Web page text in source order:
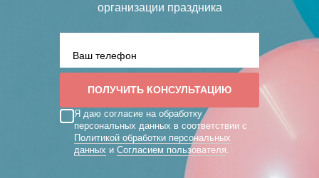
организации праздника
Я даю согласие на обработку
персональных данных в соответствии с
Политикой обработки персональных
данных и Согласием пользователя